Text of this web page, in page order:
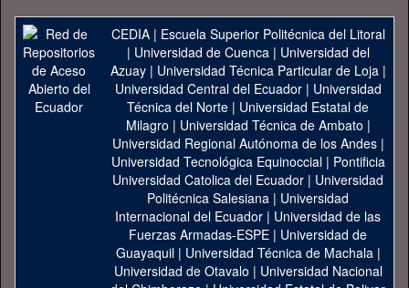
CEDIA| Escuela Superior Politécnica del Litoral
| Universidad de Cuenca| Universidad del
Azuay| Universidad Técnica Particular de Loja|
Universidad Central del Ecuador| Universidad
Técnica del Norte | Universidad Estatal de
Milagro | Universidad Técnica de Ambato |
Universidad Regional Autónoma de los Andes|
Universidad Tecnológica Equinoccial| Pontificia
Universidad Catolica del Ecuador | Universidad
Politécnica Salesiana | Universidad
Internacional del Ecuador | Universidad de las
Fuerzas Armadas-ESPE | Universidad de
Guayaquil| Universidad Técnica de Machala|
Universidad de Otavalo | Universidad Nacional